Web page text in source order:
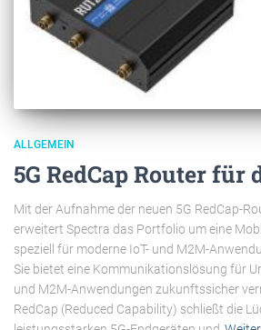
ALLGEMEIN
5G RedCap Router
Mit der Aufnahme der neuen 5G RedCap-
erweitert Spectra das Portfolio um eine
speziell für moderne IoT- und M2M-
Sie bietet eine Kommunikationslösung für
und M2M-Anwendungen zukunftssicher
RedCap (Reduced Capability) schließt die